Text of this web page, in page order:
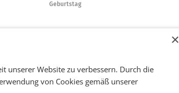
Geburtstag
Sarah Straßmayr MSckontaktieren
Profil von Sarah Straßmayr MSc
×
unserer Website zu verbessern. Durch die
von Cookies gemäß unserer